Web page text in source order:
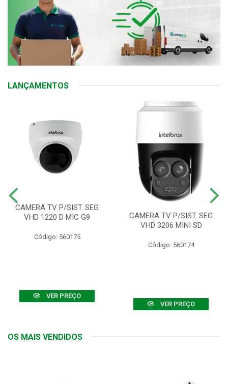
LANÇAMENTOS
CAMERA TV P/SIST. SEG
VHD 1220 D MIC G9
Código: 560175
VER PREÇO
CAMERA TV P/SIST. SEG
VHD 3206 MINI SD
Código: 560174
VER PREÇO
OS MAIS VENDIDOS